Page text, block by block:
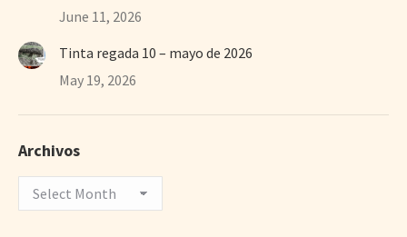
June 11, 2026
Tinta regada 10 – mayo de 2026
May 19, 2026
Archivos
Archivos